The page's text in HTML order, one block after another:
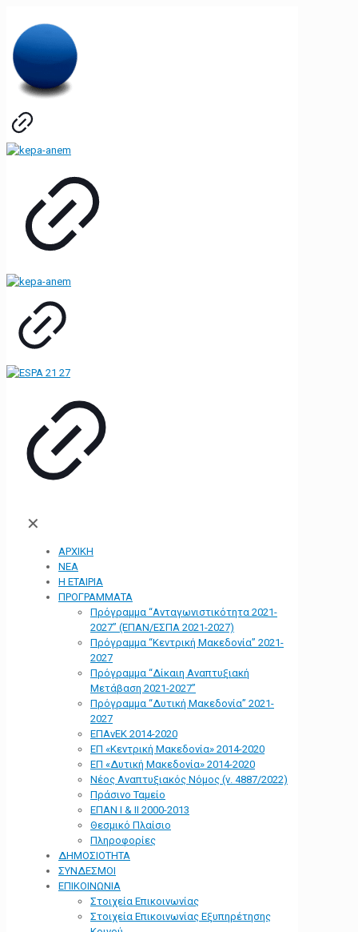
✕
ΑΡΧΙΚΗ
ΝΕΑ
Η ΕΤΑΙΡΙΑ
ΠΡΟΓΡΑΜΜΑΤΑ
Πρόγραμμα “Ανταγωνιστικότητα 2021-
2027” (ΕΠΑΝ/ΕΣΠΑ 2021-2027)
Πρόγραμμα “Κεντρική Μακεδονία” 2021-
2027
Πρόγραμμα “Δίκαιη Αναπτυξιακή
Μετάβαση 2021-2027”
Πρόγραμμα “Δυτική Μακεδονία” 2021-
2027
ΕΠΑνΕΚ 2014-2020
ΕΠ «Kεντρική Μακεδονία» 2014-2020
ΕΠ «Δυτική Μακεδονία» 2014-2020
Νέος Αναπτυξιακός Νόμος (ν. 4887/2022)
Πράσινο Ταμείο
ΕΠΑΝ Ι & ΙΙ 2000-2013
Θεσμικό Πλαίσιο
Πληροφορίες
ΔΗΜΟΣΙΟΤΗΤΑ
ΣΥΝΔΕΣΜΟΙ
ΕΠΙΚΟΙΝΩΝΙΑ
Στοιχεία Επικοινωνίας
Στοιχεία Επικοινωνίας Εξυπηρέτησης